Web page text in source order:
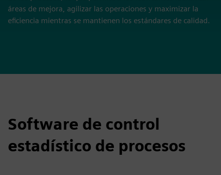
áreas de mejora, agilizar las operaciones y maximizar la
eficiencia mientras se mantienen los estándares de calidad.
Software de control
estadístico de procesos